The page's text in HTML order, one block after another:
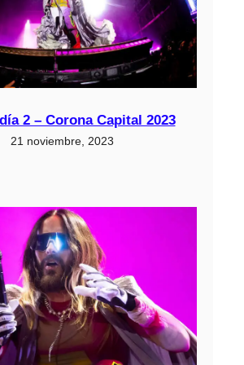
2 – Corona Capital 2023
21 noviembre, 2023